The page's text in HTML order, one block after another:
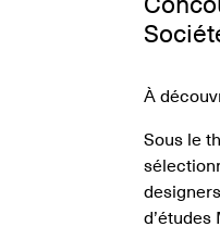
À
Sous le
d’études